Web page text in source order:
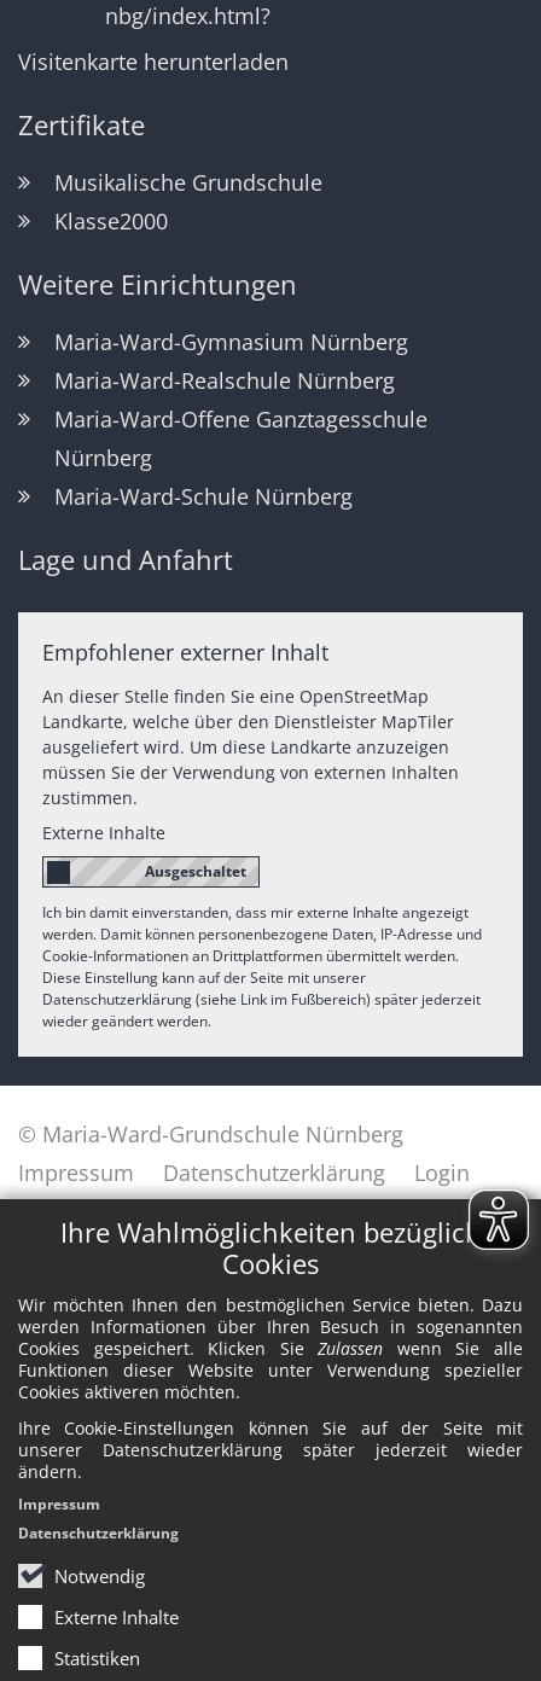
Ihre Wahlmöglichkeiten bezüglich
Cookies
Wir möchten Ihnen den bestmöglichen Service bieten. Dazu
werden Informationen über Ihren Besuch in sogenannten
Cookies gespeichert. Klicken SieZulassen wenn Sie alle
Funktionen dieser Website unter Verwendung spezieller
Cookies aktiveren möchten.
Ihre Cookie-Einstellungen können Sie auf der Seite mit
unserer Datenschutzerklärung später jederzeit wieder
ändern.
Notwendig
Externe Inhalte
Statistiken
✕
Impressum
Datenschutzerklärung
nbg/index.html?
Visitenkarte herunterladen
Zertifikate
Musikalische Grundschule
Klasse2000
Weitere Einrichtungen
Maria-Ward-Gymnasium Nürnberg
Maria-Ward-Realschule Nürnberg
Maria-Ward-Offene Ganztagesschule
Nürnberg
Maria-Ward-Schule Nürnberg
Lage und Anfahrt
Empfohlener externer Inhalt
An dieser Stelle finden Sie eine OpenStreetMap
Landkarte, welche über den Dienstleister MapTiler
ausgeliefert wird. Um diese Landkarte anzuzeigen
müssen Sie der Verwendung von externen Inhalten
zustimmen.
Externe Inhalte
Ich bin damit einverstanden, dass mir externe Inhalte angezeigt
werden. Damit können personenbezogene Daten, IP-Adresse und
Cookie-Informationen an Drittplattformen übermittelt werden.
Diese Einstellung kann auf der Seite mit unserer
Datenschutzerklärung (siehe Link im Fußbereich) später jederzeit
wieder geändert werden.
© Maria-Ward-Grundschule Nürnberg
Impressum
Datenschutzerklärung Login